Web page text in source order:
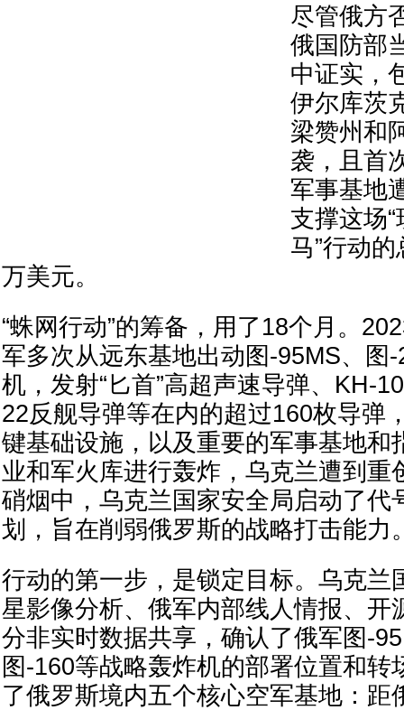
尽管俄方
俄国防部
中证实，
伊尔库茨
梁赞州和
袭，且首
军事基地
支撑这场
马”行动
万美元。
“蛛网行动”的筹备，用了18个月。
军多次从远东基地出动图-95MS、图
机，发射“匕首”高超声速导弹、KH-
22反舰导弹等在内的超过160枚导弹
键基础设施，以及重要的军事基地和
业和军火库进行轰炸，乌克兰遭到重
硝烟中，乌克兰国家安全局启动了代
划，旨在削弱俄罗斯的战略打击能力
行动的第一步，是锁定目标。乌克兰
星影像分析、俄军内部线人情报、开
分非实时数据共享，确认了俄军图-
图-160等战略轰炸机的部署位置和转
了俄罗斯境内五个核心空军基地：距